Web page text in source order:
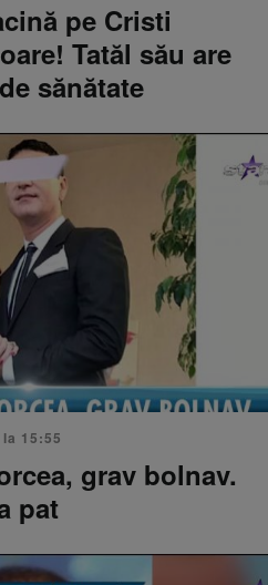
pe Cristi
Tatăl său are
sănătate
la 15:55
grav bolnav.
pat